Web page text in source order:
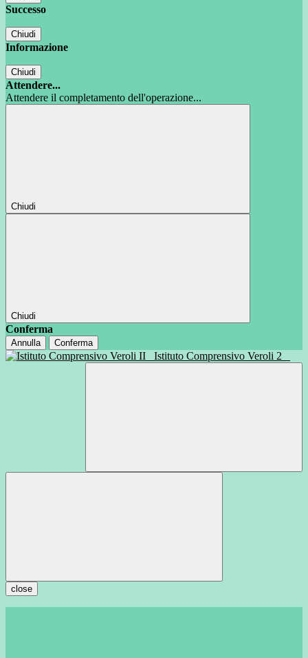
Successo
Chiudi
Informazione
Chiudi
Attendere...
Attendere il completamento dell'operazione...
Chiudi
Chiudi
Conferma
Annulla Conferma
Istituto Comprensivo Veroli 2
close